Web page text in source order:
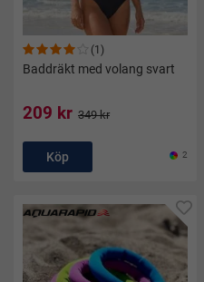
(1)
Baddräkt med volang svart
209 kr 349 kr
Köp 2